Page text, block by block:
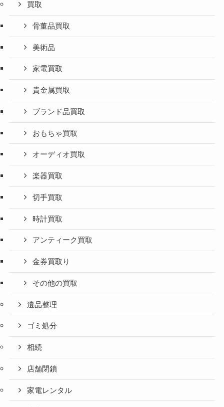
買取
骨董品買取
美術品
家電買取
貴金属買取
ブランド品買取
おもちゃ買取
オーディオ買取
楽器買取
切手買取
時計買取
アンティーク買取
金券買取り
その他の買取
遺品整理
ゴミ処分
相続
店舗閉鎖
家電レンタル